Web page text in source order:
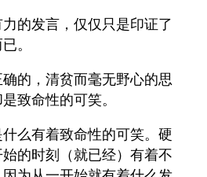
的发言，仅仅只是印证了
。
的，清贫而毫无野心的思
致命性的可笑。
么有着致命性的可笑。硬
的时刻（就已经）有着不